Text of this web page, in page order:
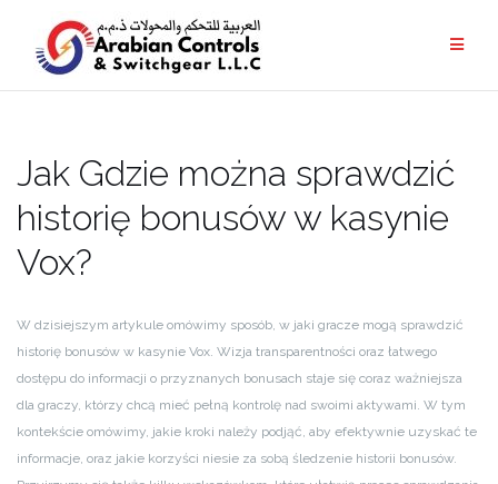
Jak Gdzie można sprawdzić
historię bonusów w kasynie
Vox?
W dzisiejszym artykule omówimy sposób, w jaki gracze mogą sprawdzić
historię bonusów w kasynie Vox. Wizja transparentności oraz łatwego
dostępu do informacji o przyznanych bonusach staje się coraz ważniejsza
dla graczy, którzy chcą mieć pełną kontrolę nad swoimi aktywami. W tym
kontekście omówimy, jakie kroki należy podjąć, aby efektywnie uzyskać te
informacje, oraz jakie korzyści niesie za sobą śledzenie historii bonusów.